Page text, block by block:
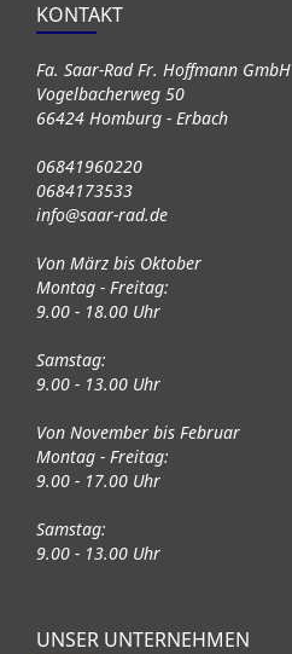
KONTAKT
Fa. Saar-Rad Fr. Hoffmann GmbH
Vogelbacherweg 50
66424 Homburg - Erbach
06841960220
0684173533
info@saar-rad.de
Von März bis Oktober
Montag - Freitag:
9.00 - 18.00 Uhr
Samstag:
9.00 - 13.00 Uhr
Von November bis Februar
Montag - Freitag:
9.00 - 17.00 Uhr
Samstag:
9.00 - 13.00 Uhr
UNSER UNTERNEHMEN